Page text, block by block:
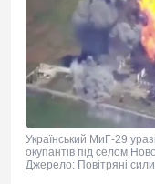
Український МиГ-29
окупантів під селом
Джерело: Повітряні сили